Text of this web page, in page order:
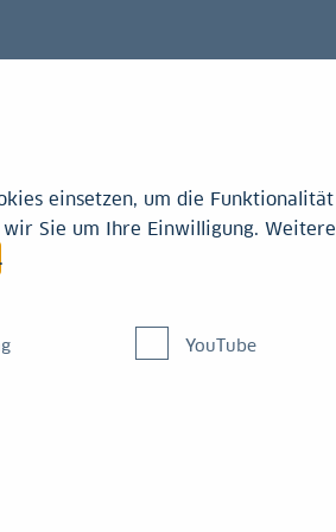
einsetzen, um die Funktionalität
Sie um Ihre Einwilligung. Weitere
.
YouTube